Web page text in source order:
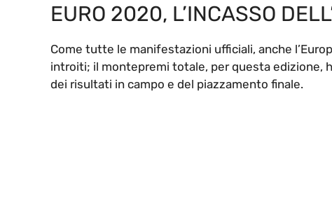
EURO 2020, L’INCASSO
Come tutte le manifestazioni ufficiali, anche
introiti; il montepremi totale, per questa edizione,
dei risultati in campo e del piazzamento finale.